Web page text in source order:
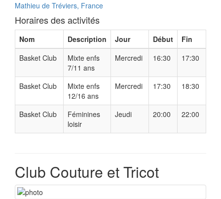
Mathieu de Tréviers, France
Horaires des activités
Nom Description Jour Début
Fin
Basket Club
Mixte enfs
7/11 ans
Mercredi 16:30 17:30
Basket Club
Mixte enfs
12/16 ans
Mercredi 17:30 18:30
Basket Club
Féminines
loisir
Jeudi 20:00 22:00
Club Couture et Tricot